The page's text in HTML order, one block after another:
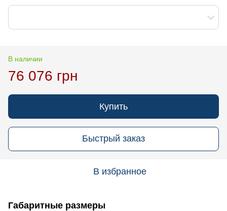
В наличии
76 076 грн
Купить
Быстрый заказ
В избранное
Габаритные размеры